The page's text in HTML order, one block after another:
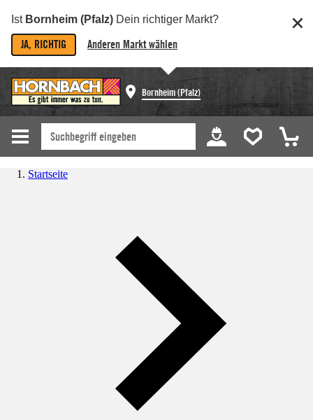
Ist Bornheim (Pfalz) Dein richtiger Markt?
JA, RICHTIG Anderen Markt wählen
Bornheim (Pfalz)
Startseite